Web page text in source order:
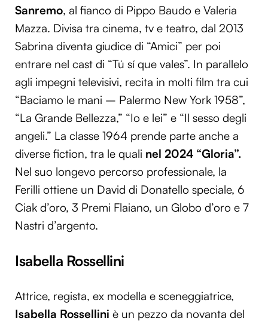
Sanremo, al fianco di Pippo Baudo e Valeria
Mazza. Divisa tra cinema, tv e teatro, dal 2013
Sabrina diventa giudice di “Amici” per poi
entrare nel cast di “Tú sí que vales”. In parallelo
agli impegni televisivi, recita in molti film tra cui
“Baciamo le mani – Palermo New York 1958”,
“La Grande Bellezza,” “Io e lei” e “Il sesso degli
angeli.” La classe 1964 prende parte anche a
diverse fiction, tra le quali nel 2024 “Gloria”.
Nel suo longevo percorso professionale, la
Ferilli ottiene un David di Donatello speciale, 6
Ciak d’oro, 3 Premi Flaiano, un Globo d’oro e 7
Nastri d’argento.
Isabella Rossellini
Attrice, regista, ex modella e sceneggiatrice,
Isabella Rossellini è un pezzo da novanta del